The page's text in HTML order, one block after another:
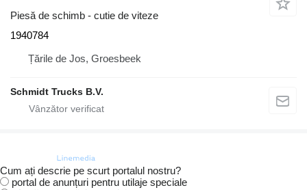
Piesă de schimb - cutie de viteze
1940784
Țările de Jos, Groesbeek
Schmidt Trucks B.V.
Cum ați descrie pe scurt portalul nostru?
portal de anunțuri pentru utilaje speciale